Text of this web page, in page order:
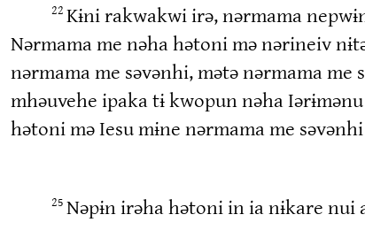
22 Kɨni rakwakwi irə, nərmama
Nərmama me nəha hətoni mə nərineiv
nərmama me səvənhi, mətə nərmama me
mhəuvehe ipaka tɨ kwopun nəha
hətoni mə Iesu mɨne nərmama me
25 Nəpɨn irəha hətoni in ia nɨkare